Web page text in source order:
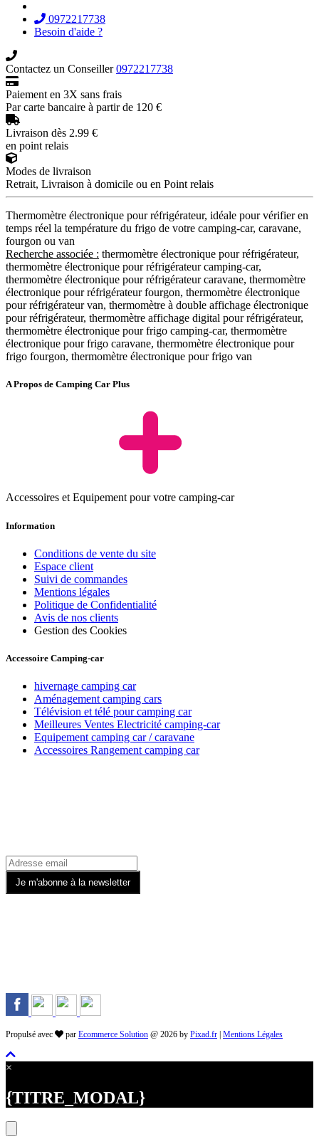
0972217738
Besoin d'aide ?
Contactez un Conseiller0972217738
Paiement en 3X sans frais
Par carte bancaire à partir de 120 €
Livraison dès 2.99 €
en point relais
Modes de livraison
Retrait, Livraison à domicile ou en Point relais
Thermomètre électronique pour réfrigérateur, idéale pour vérifier en
temps réel la température du frigo de votre camping-car, caravane,
fourgon ou van
Recherche associée : thermomètre électronique pour réfrigérateur,
thermomètre électronique pour réfrigérateur camping-car,
thermomètre électronique pour réfrigérateur caravane, thermomètre
électronique pour réfrigérateur fourgon, thermomètre électronique
pour réfrigérateur van, thermomètre à double affichage électronique
pour réfrigérateur, thermomètre affichage digital pour réfrigérateur,
thermomètre électronique pour frigo camping-car, thermomètre
électronique pour frigo caravane, thermomètre électronique pour
frigo fourgon, thermomètre électronique pour frigo van
A Propos de Camping Car Plus
Accessoires et Equipement pour votre camping-car
Information
Conditions de vente du site
Espace client
Suivi de commandes
Mentions légales
Politique de Confidentialité
Avis de nos clients
Gestion des Cookies
Accessoire Camping-car
hivernage camping car
Aménagement camping cars
Télévision et télé pour camping car
Meilleures Ventes Electricité camping-car
Equipement camping car / caravane
Accessoires Rangement camping car
Propulsé avec par Ecommerce Solution @ 2026 by Pixad.fr | Mentions Légales
×
{TITRE_MODAL}